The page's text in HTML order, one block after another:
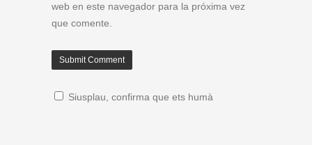
web en este navegador para la próxima vez
que comente.
Siusplau, confirma que ets humà